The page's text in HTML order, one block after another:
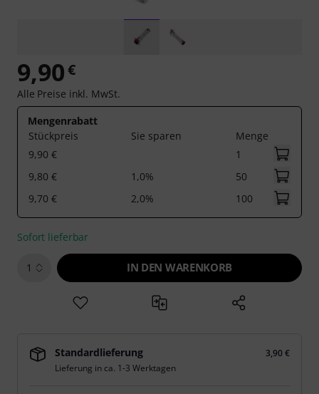
9,90€
Alle Preise inkl. MwSt.
Mengenrabatt
Stückpreis
Sie sparen
Menge
9,90 €
1
9,80 €
1,0%
50
9,70 €
2,0% 100
Sofort lieferbar
1 IN DEN WARENKORB
Standardlieferung
3,90 €
Lieferung in ca. 1-3 Werktagen